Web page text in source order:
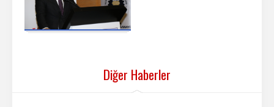
Diğer Haberler